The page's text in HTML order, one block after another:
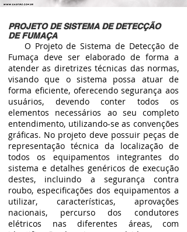
PROJETO DE SISTEMA DE DETECÇÃO
DE FUMAÇA
O Projeto de Sistema de Detecção de
Fumaça deve ser elaborado de forma a
atender as diretrizes técnicas das normas,
visando que o sistema possa atuar de
forma eficiente, oferecendo segurança aos
usuários, devendo conter todos os
elementos necessários ao seu completo
entendimento, utilizando-se as convenções
gráficas. No projeto deve possuir peças de
representação técnica da localização de
todos os equipamentos integrantes do
sistema e detalhes genéricos de execução
destes, incluindo a segurança contra
roubo, especificações dos equipamentos a
utilizar, características, aprovações
nacionais, percurso dos condutores
elétricos nas diferentes áreas, com